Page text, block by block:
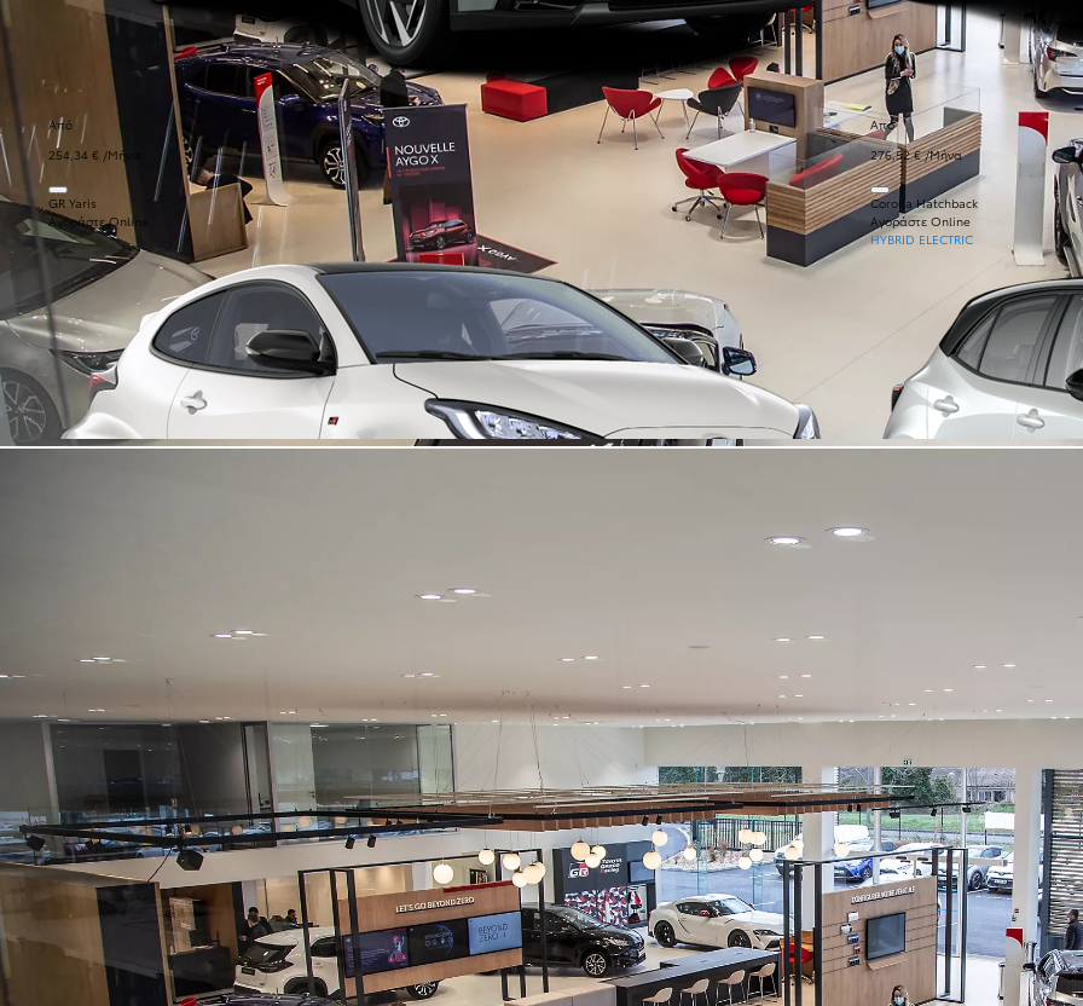
Από
254,34 € /Μήνα
Από
276,52 € /Μήνα
GR Yaris
Αγοράστε Online
Από
849,83 € /Μήνα
Corolla Hatchback
Αγοράστε Online
HYBRID ELECTRIC
Από
Corolla Touring Sports
Αγοράστε Online
HYBRID ELECTRIC
Toyota C-HR
Αγοράστε Online
HYBRID & PLUG-IN HYBRID